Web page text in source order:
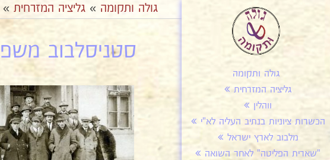
גולה ותקומה
גליציה המזרחית
ווהלין
הכשרות ציוניות בנתיב העליה לא"י
מלבוב לארץ ישראל
"שארית הפליטה" לאחר השואה
גולה ותקומה » גליציה המזרחית »
סטניסלבוב